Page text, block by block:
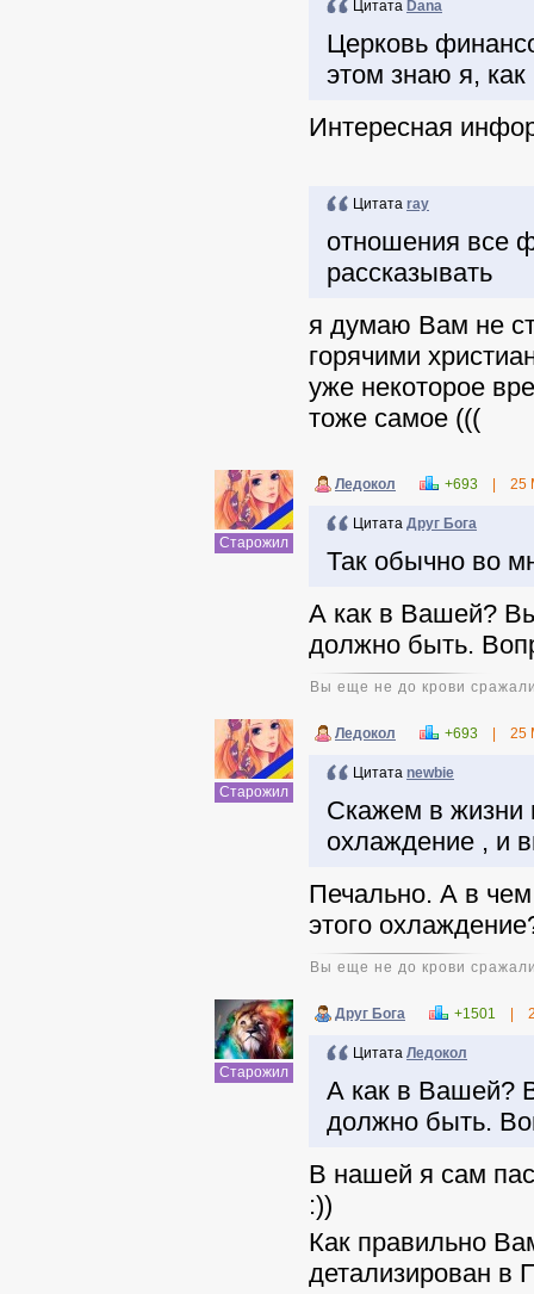
Цитата Dana
Церковь
этом знаю я, как
Интересная
Цитата ray
отношения все
рассказывать
я думаю Вам не
горячими
уже некоторое
тоже самое (((
Старожил
Ледокол +693 25
Цитата Друг Бога
Так обычно во
А как в Вашей?
должно быть.
Вы еще не до крови
Старожил
Ледокол +693 25
Цитата newbie
Скажем в жизни
охлаждение , и
Печально. А в чем
этого
Вы еще не до крови
Старожил
Друг Бога +1501
Цитата Ледокол
А как в Вашей?
должно быть.
В нашей я сам
:))
Как правильно
детализирован в